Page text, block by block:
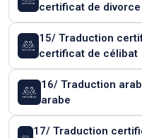
certificat de divorce
15/ Traduction
certificat de célibat
16/ Traduction
arabe
17/ Traduction